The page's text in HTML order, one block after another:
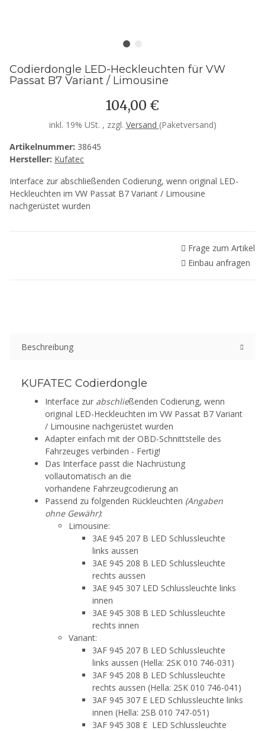
Codierdongle LED-Heckleuchten für VW
Passat B7 Variant / Limousine
104,00 €
inkl. 19% USt. , zzgl. Versand (Paketversand)
Artikelnummer: 38645
Hersteller: Kufatec
Interface zur abschließenden Codierung, wenn original LED-
Heckleuchten im VW Passat B7 Variant / Limousine
nachgerüstet wurden
Frage zum Artikel
Einbau anfragen
Beschreibung
KUFATEC Codierdongle
Interface zur abschließenden Codierung, wenn
original LED-Heckleuchten im VW Passat B7 Variant
/ Limousine nachgerüstet wurden
Adapter einfach mit der OBD-Schnittstelle des
Fahrzeuges verbinden - Fertig!
Das Interface passt die Nachrüstung
vollautomatisch an die
vorhandene Fahrzeugcodierung an
Passend zu folgenden Rückleuchten (Angaben
ohne Gewähr):
Limousine:
3AE 945 207 B LED Schlussleuchte
links aussen
3AE 945 208 B LED Schlussleuchte
rechts aussen
3AE 945 307 LED Schlussleuchte links
innen
3AE 945 308 B LED Schlussleuchte
rechts innen
Variant:
3AF 945 207 B LED Schlussleuchte
links aussen (Hella: 2SK 010 746-031)
3AF 945 208 B LED Schlussleuchte
rechts aussen (Hella: 2SK 010 746-041)
3AF 945 307 E LED Schlussleuchte links
innen (Hella: 2SB 010 747-051)
3AF 945 308 E LED Schlussleuchte